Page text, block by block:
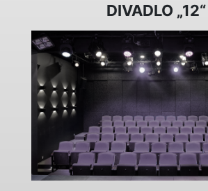
DIVADLO „12“